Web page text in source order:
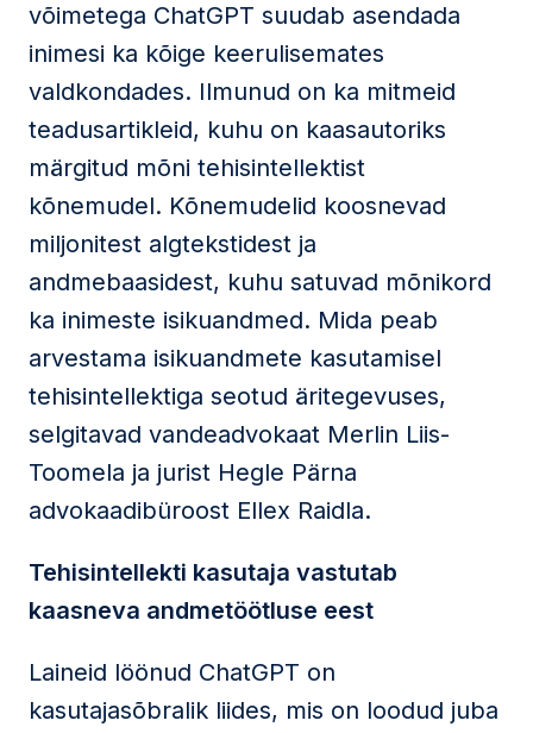
võimetega ChatGPT suudab asendada
inimesi ka kõige keerulisemates
valdkondades. Ilmunud on ka mitmeid
teadusartikleid, kuhu on kaasautoriks
märgitud mõni tehisintellektist
kõnemudel. Kõnemudelid koosnevad
miljonitest algtekstidest ja
andmebaasidest, kuhu satuvad mõnikord
ka inimeste isikuandmed. Mida peab
arvestama isikuandmete kasutamisel
tehisintellektiga seotud äritegevuses,
selgitavad vandeadvokaat Merlin Liis-
Toomela ja jurist Hegle Pärna
advokaadibüroost Ellex Raidla.
Tehisintellekti kasutaja vastutab
kaasneva andmetöötluse eest
Laineid löönud ChatGPT on
kasutajasõbralik liides, mis on loodud juba